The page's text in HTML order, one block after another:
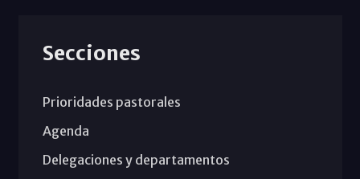
Secciones
Prioridades pastorales
Agenda
Delegaciones y departamentos